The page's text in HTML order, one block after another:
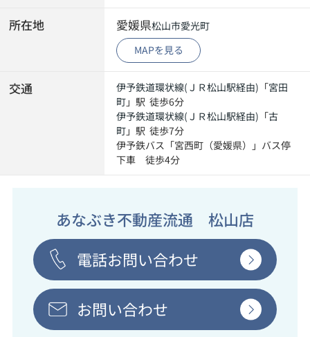
所在地 愛媛県松山市愛光町
MAPを見る
交通 伊予鉄道環状線(ＪＲ松山駅経由) 「宮田
町」駅 徒歩6分
伊予鉄道環状線(ＪＲ松山駅経由) 「古
町」駅 徒歩7分
伊予鉄バス「宮西町（愛媛県）」バス停
下車 徒歩4分
あなぶき不動産流通 松山店
電話お問い合わせ
お問い合わせ